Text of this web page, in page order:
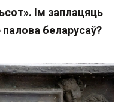
Ім заплацяць
беларусаў?